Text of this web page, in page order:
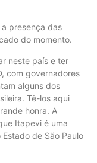
presença das
do momento.
neste país e ter
com governadores
alguns dos
Tê-los aqui
honra. A
Itapevi é uma
de São Paulo